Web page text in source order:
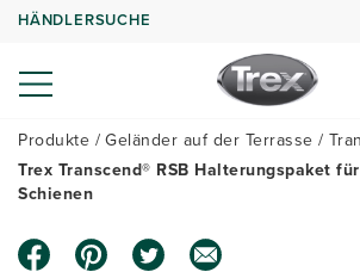
HÄNDLERSUCHE
Produkte Geländer auf der Terrasse
Trex Transcend® RSB Halterungspaket
Schienen